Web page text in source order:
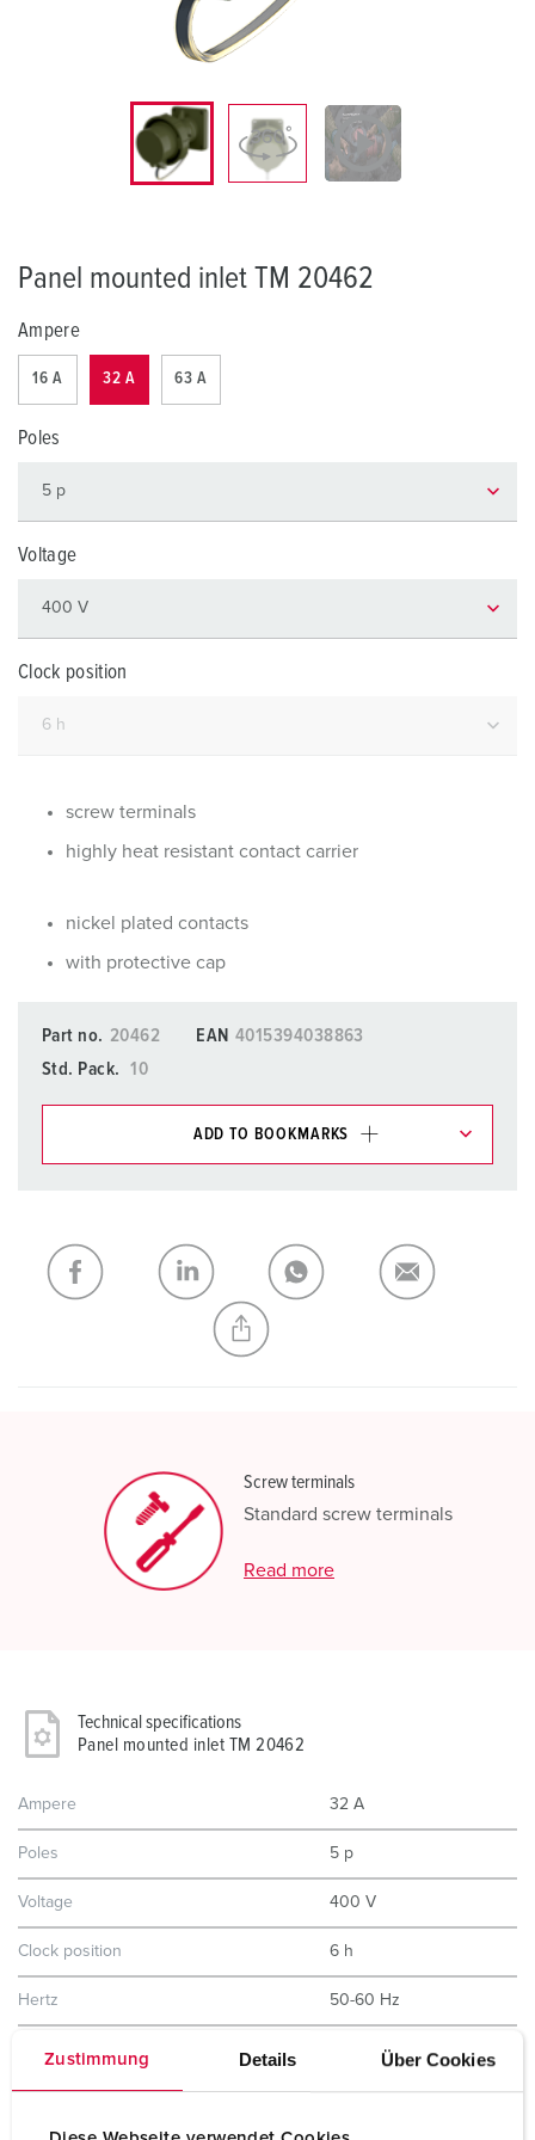
Zustimmung Details Über Cookies
Panel mounted inlet TM 20462
Ampere
16 A 32 A 63 A
Poles
Voltage
Clock position
screw terminals
highly heat resistant contact carrier
nickel plated contacts
with protective cap
Part no. 20462 EAN 4015394038863
Std. Pack.
10
ADD TO BOOKMARKS
My list ADD
CREATE A NEW LIST
Screw terminals
Standard screw terminals
Read more
Technical specifications
Panel mounted inlet TM 20462
Ampere 32 A
Poles 5 p
Voltage 400 V
Clock position 6 h
Hertz 50-60 Hz
Connection technology Screw terminals